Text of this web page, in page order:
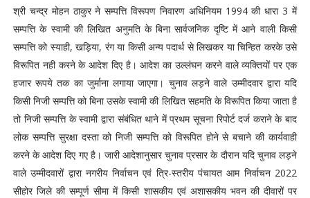
श्री चन्द्र मोहन ठाकुर ने सम्पत्ति विरूपण निवारण अधिनियम 1994 की धारा 3 में
सम्पत्ति के स्वामी की लिखित अनुमति के बिना सार्वजनिक दृष्टि में आने वाली किसी
सम्पत्ति को स्याही, खड़िया, रंग या किसी अन्य पदार्थ से लिखकर या चिन्हित करके उसे
विरूपित नही करने के आदेश दिए है। आदेश का उल्लंघन करने वाले व्यक्तियों पर एक
हजार रूपये तक का जुर्माना लगाया जाएगा। चुनाव लड़ने वाले उम्मीदवार द्वारा यदि
किसी निजी सम्पत्ति को बिना उसके स्वामी की लिखित सहमति के विरूपित किया जाता है
तो निजी सम्पत्ति के स्वामी द्वारा संबंधित थाने में प्रथम सूचना रिपोर्ट दर्ज कराने के बाद
लोक सम्पत्ति सुरक्षा दस्ता को निजी सम्पत्ति को विरूपित होने से बचाने की कार्यवाही
करने के आदेश दिए गए है। जारी आदेशानुसार चुनाव प्रसार के दौरान यदि चुनाव लड़ने
वाले उम्मीदवारों द्वारा नगरीय निर्वाचन एवं त्रि-स्तरीय पंचायत आम निर्वाचन 2022
सीहोर जिले की सम्पूर्ण सीमा में किसी शासकीय एवं अशासकीय भवन की दीवारों पर